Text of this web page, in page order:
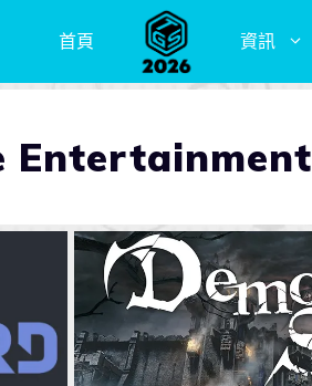
首頁 資訊
Entertainment